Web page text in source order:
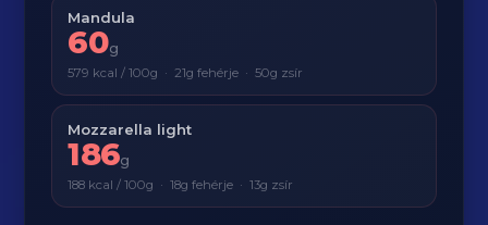
Mandula
60g
579 kcal / 100g · 21g fehérje · 50g zsír
Mozzarella light
186g
188 kcal / 100g · 18g fehérje · 13g zsír